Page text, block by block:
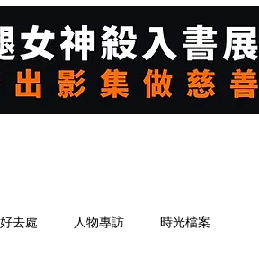
去處 人物專訪 時光檔案